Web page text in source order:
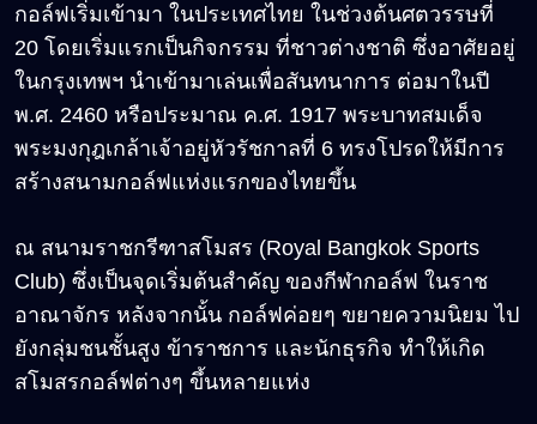
กอล์ฟเริ่มเข้ามา ในประเทศไทย ในช่วงต้นศตวรรษที่
20 โดยเริ่มแรกเป็นกิจกรรม ที่ชาวต่างชาติ ซึ่งอาศัยอยู่
ในกรุงเทพฯ นำเข้ามาเล่นเพื่อสันทนาการ ต่อมาในปี
พ.ศ. 2460 หรือประมาณ ค.ศ. 1917 พระบาทสมเด็จ
พระมงกุฎเกล้าเจ้าอยู่หัวรัชกาลที่ 6 ทรงโปรดให้มีการ
สร้างสนามกอล์ฟแห่งแรกของไทยขึ้น
ณ สนามราชกรีฑาสโมสร (Royal Bangkok Sports
Club) ซึ่งเป็นจุดเริ่มต้นสำคัญ ของกีฬากอล์ฟ ในราช
อาณาจักร หลังจากนั้น กอล์ฟค่อยๆ ขยายความนิยม ไป
ยังกลุ่มชนชั้นสูง ข้าราชการ และนักธุรกิจ ทำให้เกิด
สโมสรกอล์ฟต่างๆ ขึ้นหลายแห่ง